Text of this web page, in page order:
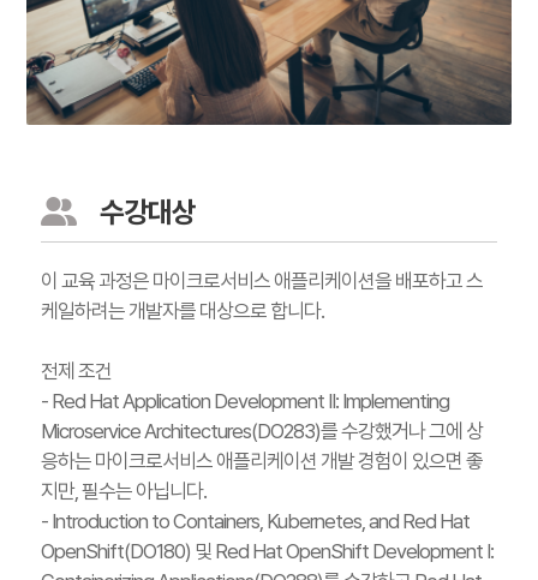
수강대상
이 교육 과정은 마이크로서비스 애플리케이션을 배포하고 스
케일하려는 개발자를 대상으로 합니다.
전제 조건
- Red Hat Application Development II: Implementing
Microservice Architectures(DO283)를 수강했거나 그에 상
응하는 마이크로서비스 애플리케이션 개발 경험이 있으면 좋
지만, 필수는 아닙니다.
- Introduction to Containers, Kubernetes, and Red Hat
OpenShift(DO180) 및 Red Hat OpenShift Development I: